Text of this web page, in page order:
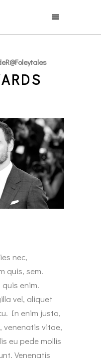
nec,
quis, sem.
enim.
vel, aliquet
In enim justo,
venenatis vitae,
eu pede mollis
Venenatis